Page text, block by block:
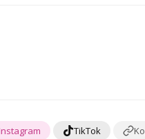
TikTok